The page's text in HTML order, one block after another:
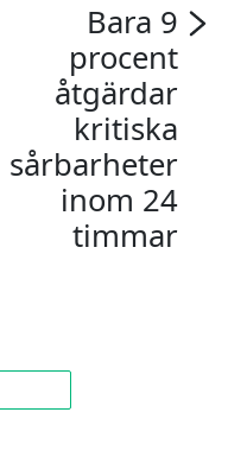
Bara 9
procent
åtgärdar
kritiska
sårbarheter
inom 24
timmar